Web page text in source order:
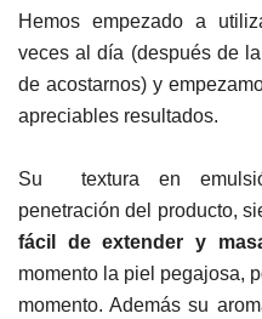
Hemos empezado a
veces al día (después de
de acostarnos) y
apreciables resultados.
Su textura en
penetración del producto,
fácil de extender y
momento la piel pegajosa,
momento. Además su